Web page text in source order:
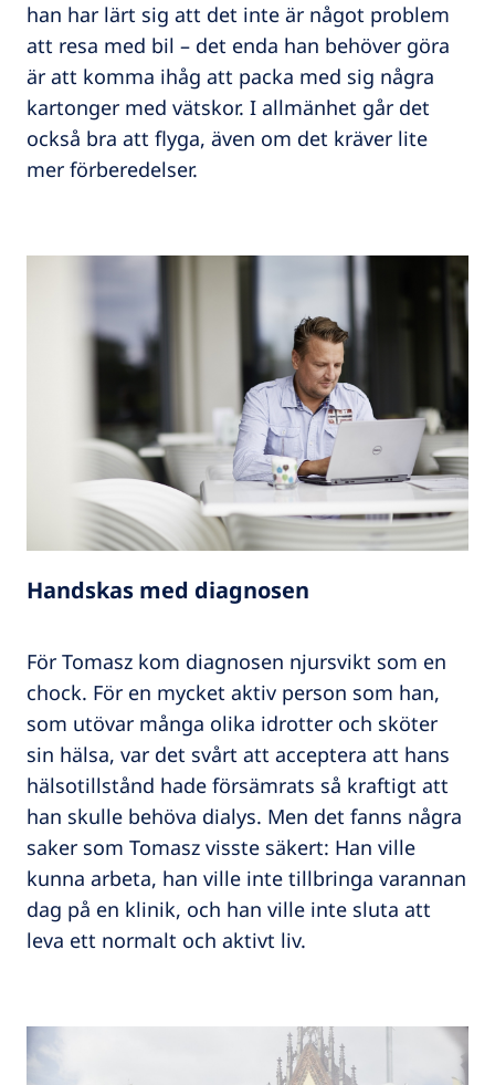
han har lärt sig att det inte är något problem
att resa med bil – det enda han behöver göra
är att komma ihåg att packa med sig några
kartonger med vätskor. I allmänhet går det
också bra att flyga, även om det kräver lite
mer förberedelser.
Handskas med diagnosen
För Tomasz kom diagnosen njursvikt som en
chock. För en mycket aktiv person som han,
som utövar många olika idrotter och sköter
sin hälsa, var det svårt att acceptera att hans
hälsotillstånd hade försämrats så kraftigt att
han skulle behöva dialys. Men det fanns några
saker som Tomasz visste säkert: Han ville
kunna arbeta, han ville inte tillbringa varannan
dag på en klinik, och han ville inte sluta att
leva ett normalt och aktivt liv.